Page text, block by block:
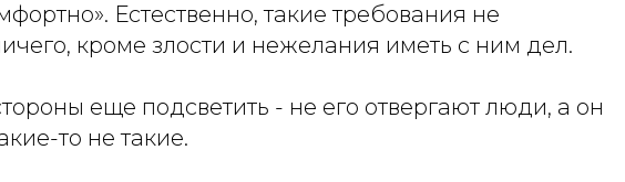
Естественно, такие требования не
кроме злости и нежелания иметь с ним дел.
еще подсветить - не его отвергают люди, а он
то не такие.